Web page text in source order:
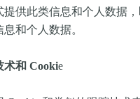
提供此类信息和个人数据
和个人数据。
术和 Cookie